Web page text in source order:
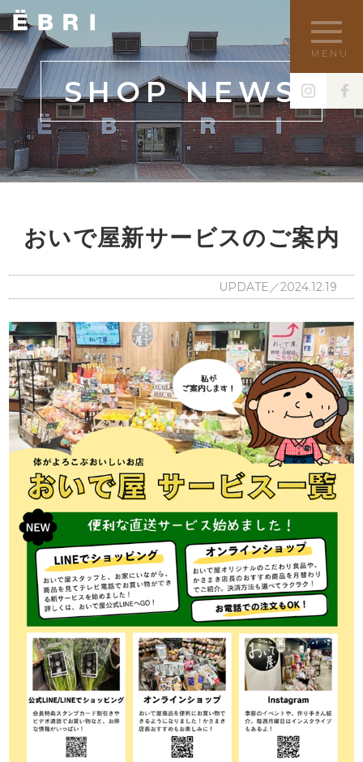
MENU
SHOP NEWS
おいで屋新サービスのご案内
UPDATE／2024.12.19